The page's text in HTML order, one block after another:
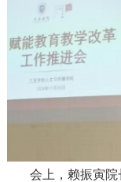
会上，赖振寅院